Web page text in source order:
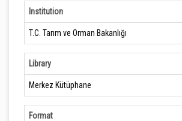
Institution
T.C. Tarım ve Orman Bakanlığı
Library
Merkez Kütüphane
Format